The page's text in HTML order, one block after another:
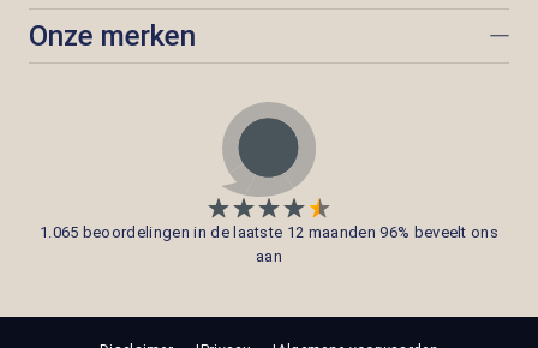
Onze merken
1.065 beoordelingen in de laatste 12 maanden 96% beveelt ons
aan